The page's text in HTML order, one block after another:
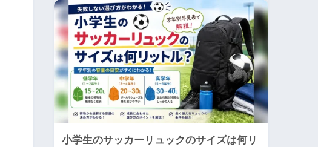
小学生のサッカーリュックのサイズは何リ